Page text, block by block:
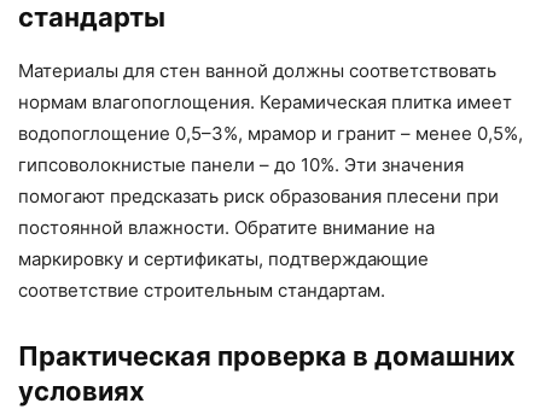
стандарты
Материалы для стен ванной должны соответствовать
нормам влагопоглощения. Керамическая плитка имеет
водопоглощение 0,5–3%, мрамор и гранит – менее 0,5%,
гипсоволокнистые панели – до 10%. Эти значения
помогают предсказать риск образования плесени при
постоянной влажности. Обратите внимание на
маркировку и сертификаты, подтверждающие
соответствие строительным стандартам.
Практическая проверка в домашних
условиях